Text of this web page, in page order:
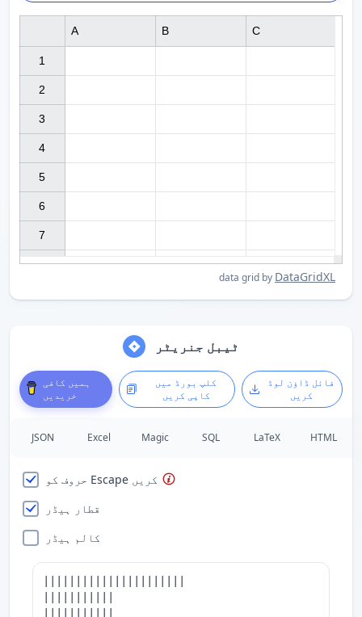
data grid by DataGridXL
1
2
3
4
5
6
7
A B C
ٹیبل جنریٹر
ہمیں کافی
خریدیں
کلپ بورڈ میں
کاپی کریں
فائل ڈاؤن لوڈ
کریں
JSON Excel Magic SQL LaTeX HTML
حروف کو Escape کریں
قطار ہیڈر
کالم ہیڈر